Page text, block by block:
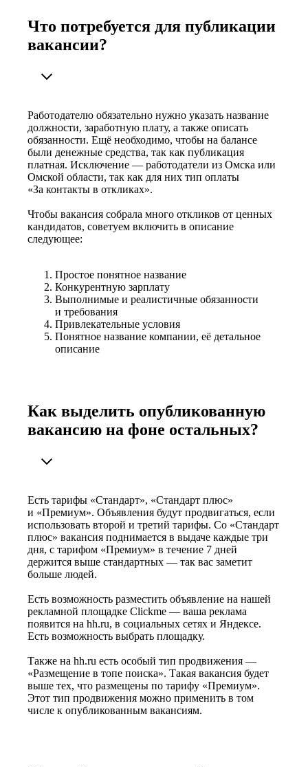
Что потребуется для публикации
вакансии?
Работодателю обязательно нужно указать название
должности, заработную плату, а также описать
обязанности. Ещё необходимо, чтобы на балансе
были денежные средства, так как публикация
платная. Исключение — работодатели из Омска или
Омской области, так как для них тип оплаты
«За контакты в откликах».
Чтобы вакансия собрала много откликов от ценных
кандидатов, советуем включить в описание
следующее:
Простое понятное название
Конкурентную зарплату
Выполнимые и реалистичные обязанности
и требования
Привлекательные условия
Понятное название компании, её детальное
описание
Как выделить опубликованную
вакансию на фоне остальных?
Есть тарифы «Стандарт», «Стандарт плюс»
и «Премиум». Объявления будут продвигаться, если
использовать второй и третий тарифы. Со «Стандарт
плюс» вакансия поднимается в выдаче каждые три
дня, с тарифом «Премиум» в течение 7 дней
держится выше стандартных — так вас заметит
больше людей.
Есть возможность разместить объявление на нашей
рекламной площадке Clickme — ваша реклама
появится на hh.ru, в социальных сетях и Яндексе.
Есть возможность выбрать площадку.
Также на hh.ru есть особый тип продвижения —
«Размещение в топе поиска». Такая вакансия будет
выше тех, что размещены по тарифу «Премиум».
Этот тип продвижения можно применить в том
числе к опубликованным вакансиям.